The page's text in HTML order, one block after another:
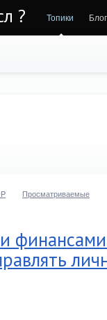
? Топики
Просматриваемые